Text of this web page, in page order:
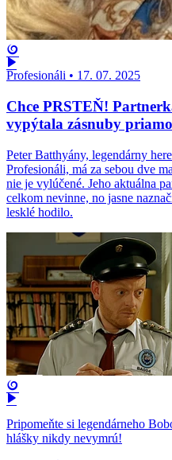
Profesionáli • 17. 07. 2025
Chce PRSTEŇ!
vypýtala zásnuby
Peter Batthyány, legendárny
Profesionáli, má za sebou dve
nie je vylúčené. Jeho aktuálna
celkom nevinne, no jasne
lesklé hodilo.
Pripomeňte si legendárneho
hlášky nikdy nevymrú!